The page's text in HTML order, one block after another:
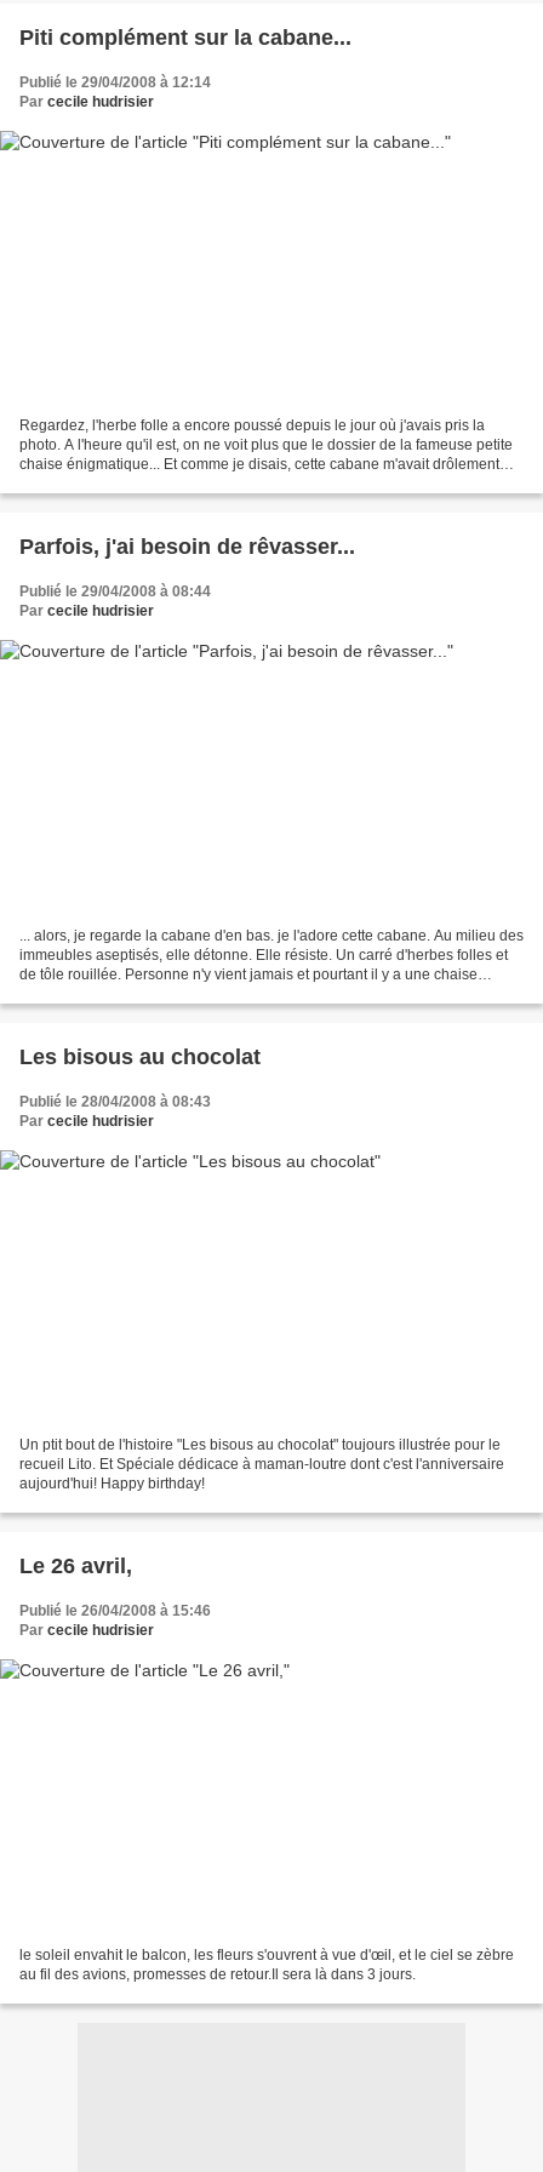
Piti complément sur la cabane...
Publié le 29/04/2008 à 12:14
Par cecile hudrisier
Regardez, l'herbe folle a encore poussé depuis le jour où j'avais pris la
photo. A l'heure qu'il est, on ne voit plus que le dossier de la fameuse petite
chaise énigmatique... Et comme je disais, cette cabane m'avait drôlement
Parfois, j'ai besoin de rêvasser...
Publié le 29/04/2008 à 08:44
Par cecile hudrisier
... alors, je regarde la cabane d'en bas. je l'adore cette cabane. Au milieu des
immeubles aseptisés, elle détonne. Elle résiste. Un carré d'herbes folles et
de tôle rouillée. Personne n'y vient jamais et pourtant il y a une chaise
Les bisous au chocolat
Publié le 28/04/2008 à 08:43
Par cecile hudrisier
Un ptit bout de l'histoire "Les bisous au chocolat" toujours illustrée pour le
recueil Lito. Et Spéciale dédicace à maman-loutre dont c'est l'anniversaire
aujourd'hui! Happy birthday!
Le 26 avril,
Publié le 26/04/2008 à 15:46
Par cecile hudrisier
le soleil envahit le balcon, les fleurs s'ouvrent à vue d'œil, et le ciel se zèbre
au fil des avions, promesses de retour.Il sera là dans 3 jours.